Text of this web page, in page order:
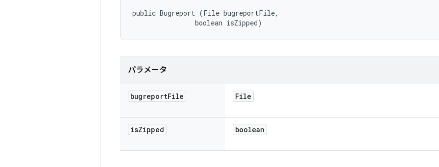
public Bugreport (File bugreportFile,
                boolean isZipped)
パラメータ
bugreportFile File
isZipped boolean